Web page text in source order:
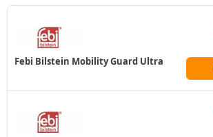
Febi Bilstein Mobility Guard Ultra